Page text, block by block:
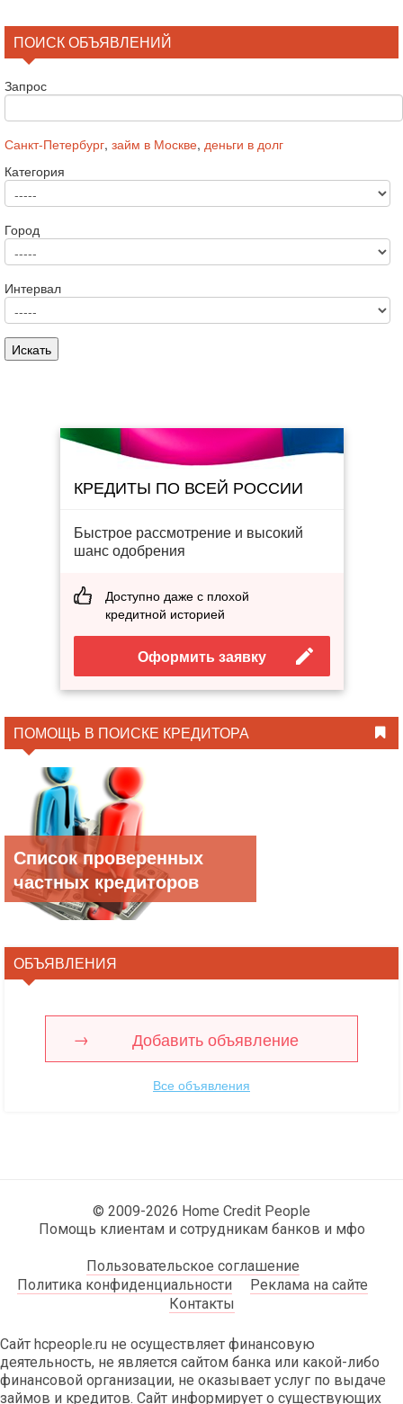
ПОИСК ОБЪЯВЛЕНИЙ
Запрос
Санкт-Петербург, займ в Москве, деньги в долг
Категория
Город
Интервал
КРЕДИТЫ ПО ВСЕЙ РОССИИ
Быстрое рассмотрение и высокий
шанс одобрения
Доступно даже с плохой
кредитной историей
Оформить заявку
ПОМОЩЬ В ПОИСКЕ КРЕДИТОРА
Список проверенных
частных кредиторов
ОБЪЯВЛЕНИЯ
Добавить объявление
Все объявления
© 2009-2026 Home Credit People
Помощь клиентам и сотрудникам банков и мфо
Пользовательское соглашение
Политика конфиденциальности
Реклама на сайте
Контакты
Сайт hcpeople.ru не осуществляет финансовую
деятельность, не является сайтом банка или какой-либо
финансовой организации, не оказывает услуг по выдаче
займов и кредитов. Сайт информирует о существующих